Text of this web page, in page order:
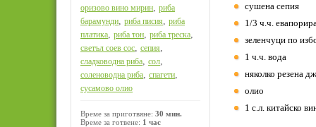
сушена сепия
1/3 ч.ч.
зеленчуци по
1 ч.ч. вода
няколко резена
олио
1 с.л. китайско
оризово вино мирин, риба
барамунди, риба писия, риба
платика, риба тон, риба треска,
светъл соев сос, сепия,
сладководна риба, сол,
соленоводна риба, спагети,
сусамово олио
Време за приготвяне: 30 мин.
Време за готвене: 1 час